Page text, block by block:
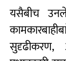
यसैबीच
सुदृढीकरण,